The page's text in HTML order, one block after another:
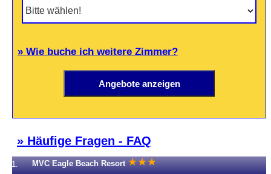
» Wie buche ich weitere Zimmer?
» Häufige Fragen - FAQ
1. MVC Eagle Beach Resort ★★★